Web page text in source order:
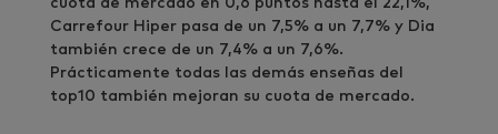
cuota de mercado en 0,6 puntos hasta el 22,1%,
Carrefour Hiper pasa de un 7,5% a un 7,7% y Dia
también crece de un 7,4% a un 7,6%.
Prácticamente todas las demás enseñas del
top10 también mejoran su cuota de mercado.